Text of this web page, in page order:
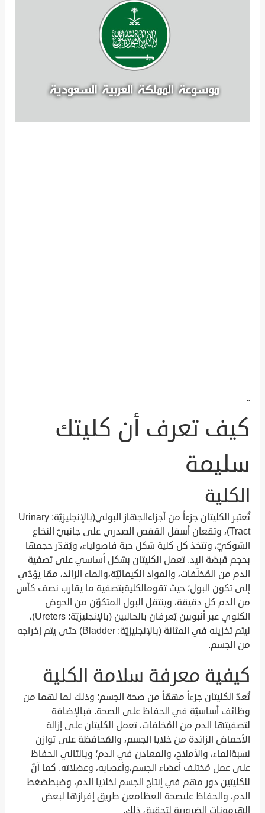
"
كيف تعرف أن كليتك
سليمة
الكلية
تُعتبر الكليتان جزءاً من أجزاءالجهاز البولي(بالإنجليزيّة: Urinary
Tract)، وتقعان أسفل القفص الصدري على جانبيّ النخاع
الشوكيّ، وتتخذ كل كلية شكل حبة فاصولياء، ويُقدّر حجمها
بحجم قبضة اليد. تعمل الكليتان بشكل أساسي على تصفية
الدم من المُخلّفات، والمواد الكيمائيّة،والماء الزائد، ممّا يؤدّي
إلى تكون البول؛ حيث تقومالكليةبتصفية ما يقارب نصف كأس
من الدم كل دقيقة، وينتقل البول المتكوّن من الحوض
الكلوي عبر أنبوبين يُعرفان بالحالبين (بالإنجليزيّة: Ureters)،
ليتم تخزينه في المثانة (بالإنجليزيّة: Bladder) حتى يتم إخراجه
من الجسم.
كيفية معرفة سلامة الكلية
تُعدّ الكليتان جزءاً مهمّاً من صحة الجسم؛ وذلك لما لهما من
وظائف أساسيّة في الحفاظ على الصحة. فبالإضافة
لتصفيتها الدم من المُخلفات، تعمل الكليتان على إزالة
الأحماض الزائدة من خلايا الجسم، والمُحافظة على توازن
نسبةالماء، والأملاح، والمعادن في الدم؛ وبالتالي الحفاظ
على عمل مُختلف أعضاء الجسم،وأعصابه، وعضلاته. كما أنّ
للكليتين دور مهم في إنتاج الجسم لخلايا الدم، وضبطضغط
الدم، والحفاظ علىصحة العظامعن طريق إفرازها لبعض